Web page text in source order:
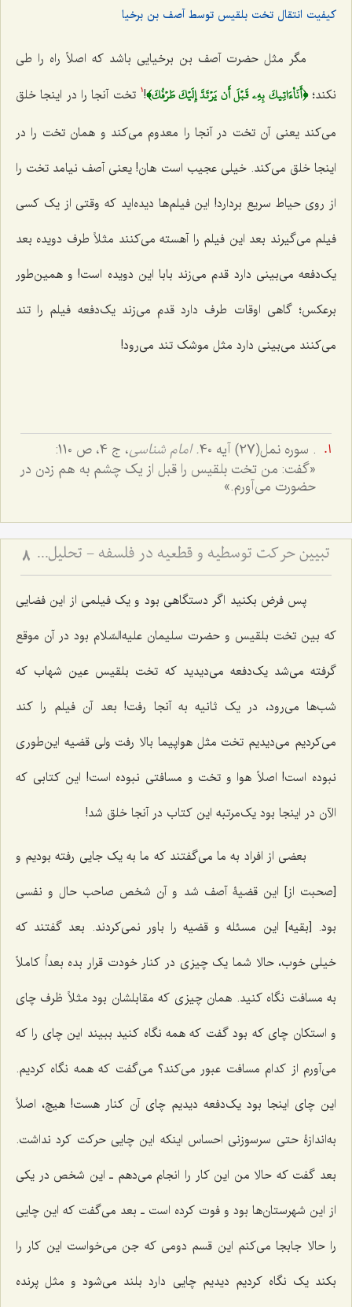
کیفیت انتقال تخت بلقیس توسط آصف بن برخیا
مگر مثل حضرت آصف بن برخیایی باشد که اصلاً راه را طی
نکند؛﴿أَنَا۠ءَاتِيكَ بِهِۦ قَبۡلَ أَن يَرۡتَدَّ إِلَيۡكَ طَرۡفُكَ﴾!
1 تخت آنجا را در اینجا خلق
می‌کند یعنی آن تخت در آنجا را معدوم می‌کند و همان تخت را در
اینجا خلق می‌کند. خیلی عجیب است ‌هان! یعنی آصف نیامد تخت را
از روی حیاط سریع بردارد! این فیلم‌ها دیده‌اید که وقتی از یک کسی
فیلم می‌گیرند بعد این فیلم را آهسته می‌کنند مثلاً طرف دویده بعد
یک‌دفعه می‌بینی دارد قدم می‌زند بابا این دویده است! و همین‌طور
برعکس؛ گاهی اوقات طرف دارد قدم می‌زند یک‌دفعه فیلم را تند
می‌کنند می‌بینی دارد مثل موشک تند می‌رود!
. سوره نمل(27) آیه 40 . امام شناسى، ج ‌4، ص 110:
«گفت: من تخت بلقيس را قبل از يک چشم به هم زدن در
حضورت مى‌آورم.»‌
تبیین حرکت توسطیه و قطعیه در فلسفه - تحلیل نسبت فعلیت و قوه در حرکت‌های تدریجی 8
پس فرض بکنید اگر دستگاهی بود و یک فیلمی از این فضایی
که بین تخت بلقیس و حضرت سلیمان علیه‌السّلام بود در آن موقع
گرفته می‌شد یک‌دفعه می‌دیدید که تخت بلقیس عین شهاب که
شب‌ها می‌رود، در یک ثانیه به آنجا رفت! بعد آن فیلم را کند
می‌کردیم می‌دیدیم تخت مثل هواپیما بالا رفت ولی قضیه این‌طوری
نبوده است! اصلاً هوا و تخت و مسافتی نبوده است! این کتابی که
الآن در اینجا بود یک‌مرتبه این کتاب در آنجا خلق شد!
بعضی از افراد به ما می‌گفتند که ما به یک جایی رفته بودیم و
[صحبت از] این قضیۀ آصف شد و آن شخص صاحب حال و نفسی
بود. [بقیه] این مسئله و قضیه را باور نمی‌کردند. بعد گفتند که
خیلی ‌خوب، حالا شما یک چیزی در کنار خودت قرار بده بعداً کاملاً
به مسافت نگاه کنید. همان چیزی که مقابلشان بود مثلاً ظرف چای
و استکان چای که بود گفت که همه نگاه کنید ببیند این چای را که
می‌آورم از کدام مسافت عبور می‌کند؟ می‌گفت که همه نگاه کردیم.
این چای اینجا بود یک‌دفعه دیدیم چای آن کنار هست! هیچ، اصلاً
به‌اندازۀ حتی سرسوزنی احساس اینکه این چایی حرکت کرد نداشت.
بعد گفت که حالا من این کار را انجام می‌دهم ـ این شخص در یکی
از این شهرستان‌ها بود و فوت کرده است ـ بعد می‌گفت که این چایی
را حالا جابجا می‌کنم این قسم دومی که جن می‌خواست این کار را
بکند یک نگاه کردیم دیدیم چایی دارد بلند می‌شود و مثل پرنده